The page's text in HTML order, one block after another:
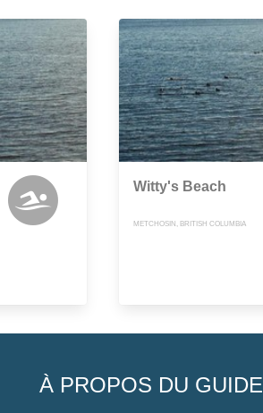
Witty's Beach
METCHOSIN, BRITISH COLUMBIA
À PROPOS DU GUIDE